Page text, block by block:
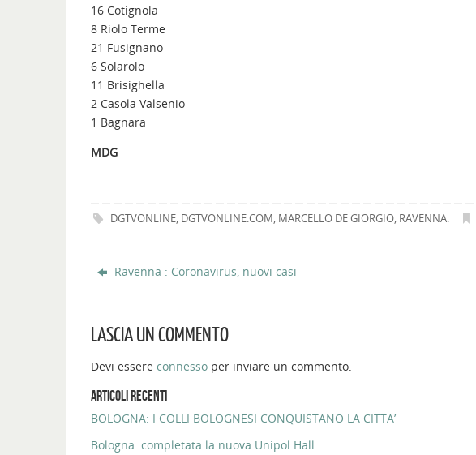
16 Cotignola
8 Riolo Terme
21 Fusignano
6 Solarolo
11 Brisighella
2 Casola Valsenio
1 Bagnara
MDG
DGTVONLINE, DGTVONLINE.COM, MARCELLO DE GIORGIO, RAVENNA.
Ravenna : Coronavirus, nuovi casi
LASCIA UN COMMENTO
Devi essere connesso per inviare un commento.
ARTICOLI RECENTI
BOLOGNA: I COLLI BOLOGNESI CONQUISTANO LA CITTA’
Bologna: completata la nuova Unipol Hall